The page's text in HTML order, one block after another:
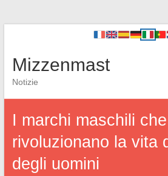
Mizzenmast
Notizie
I marchi maschili che
rivoluzionano la vita
degli uomini